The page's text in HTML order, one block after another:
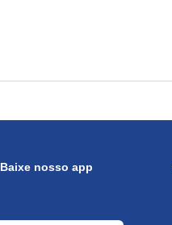
Baixe nosso app